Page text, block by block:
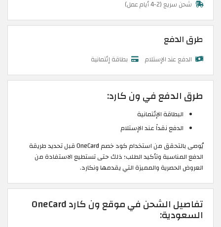
شحن سريع (2-4 أيام عمل)
طرق الدفع
الدفع عند الإستلام بطاقة إئتمانية
طرق الدفع في ون كارد:
البطاقة الإئتمانية
الدفع نقداً عند الإستلام
يُوصى بالتحقق من استخدام كود خصم OneCard قبل تحديد طريقة
الدفع المناسبة وتأكيد الطلب؛ ذلك حتى تستطيع الاستفادة من
العروض الحصرية والمميزة التي يقدمها ونكارد.
تفاصيل الشحن في موقع ون كارد OneCard
السعودية: